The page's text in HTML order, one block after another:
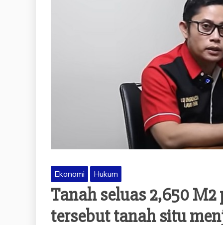
Ekonomi Hukum
Tanah seluas 2,650
tersebut tanah situ